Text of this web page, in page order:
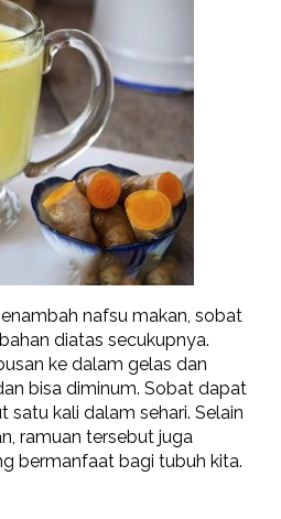
nafsu makan, sobat
diatas secukupnya.
ke dalam gelas dan
bisa diminum. Sobat dapat
kali dalam sehari. Selain
ramuan tersebut juga
bermanfaat bagi tubuh kita.